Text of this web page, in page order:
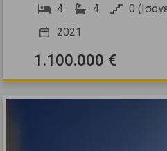
4
4 0
2021
1.100.000 €